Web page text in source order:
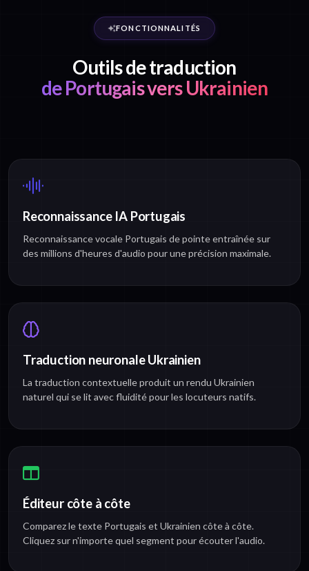
FONCTIONNALITÉS
Outils de traduction
de Portugais vers Ukrainien
Reconnaissance IA Portugais
Reconnaissance vocale Portugais de pointe entraînée sur
des millions d'heures d'audio pour une précision maximale.
Traduction neuronale Ukrainien
La traduction contextuelle produit un rendu Ukrainien
naturel qui se lit avec fluidité pour les locuteurs natifs.
Éditeur côte à côte
Comparez le texte Portugais et Ukrainien côte à côte.
Cliquez sur n'importe quel segment pour écouter l'audio.